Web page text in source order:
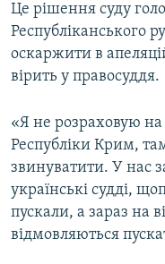
Це рішення суду
Республіканського
оскаржити в
вірить у правосуддя.
«Я не розраховую на
Республіки Крим,
звинуватити. У нас
українські судді,
пускали, а зараз на
відмовляються